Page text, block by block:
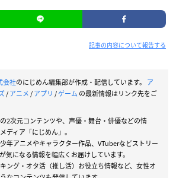
記事の内容について報告する
会社のにじめん編集部が作成・配信しています。 ア
/アニメ/アプリ /ゲーム の最新情報はリンク先をご
2次元コンテンツや、声優・舞台・俳優などの情
ディア「にじめん」。
年アニメやキャラクター作品、VTuberなどストリー
気になる情報を幅広くお届けしています。
ング・オタ活（推し活）お役立ち情報など、女性オ